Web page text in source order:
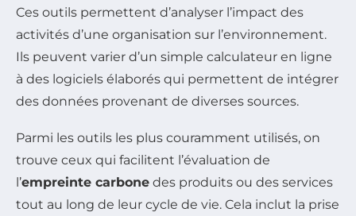
Ces outils permettent d’analyser l’impact des
activités d’une organisation sur l’environnement.
Ils peuvent varier d’un simple calculateur en ligne
à des logiciels élaborés qui permettent de intégrer
des données provenant de diverses sources.
Parmi les outils les plus couramment utilisés, on
trouve ceux qui facilitent l’évaluation de
l’empreinte carbone des produits ou des services
tout au long de leur cycle de vie. Cela inclut la prise